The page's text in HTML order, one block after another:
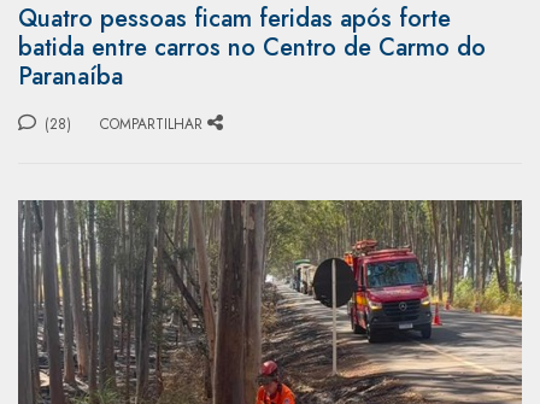
Quatro pessoas ficam feridas após forte
batida entre carros no Centro de Carmo do
Paranaíba
(28) COMPARTILHAR